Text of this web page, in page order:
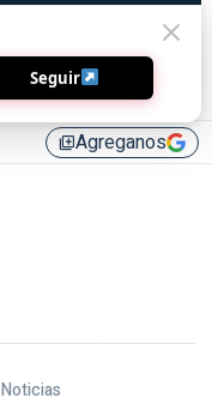
library_addAgreganos
Noticias
Seguir